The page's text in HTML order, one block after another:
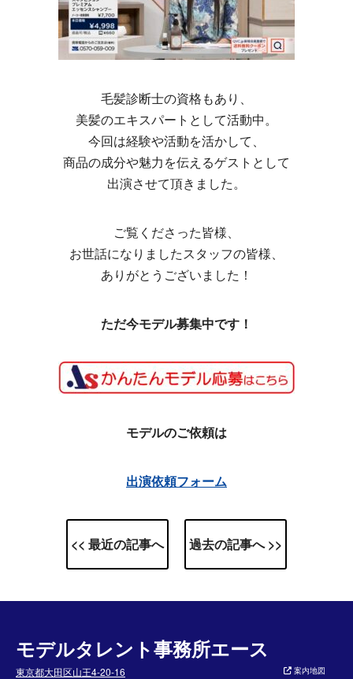
毛髪診断士の資格もあり、
美髪のエキスパートとして活動中。
今回は経験や活動を活かして、
商品の成分や魅力を伝えるゲストとして
出演させて頂きました。
ご覧くださった皆様、
お世話になりましたスタッフの皆様、
ありがとうございました！
ただ今モデル募集中です！
モデルのご依頼は
出演依頼フォーム
<< 最近の記事へ 過去の記事へ >>
モデルタレント事務所エース
東京都大田区山王4-20-16
案内地図